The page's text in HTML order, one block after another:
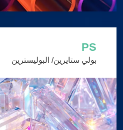
PS
بولي ستايرين/ البوليسترين